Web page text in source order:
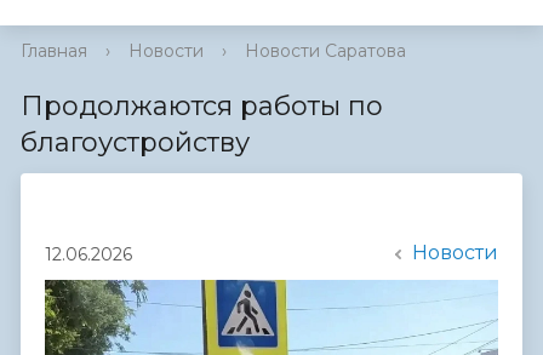
Главная › Новости › Новости Саратова
Продолжаются работы по
благоустройству
12.06.2026 Новости